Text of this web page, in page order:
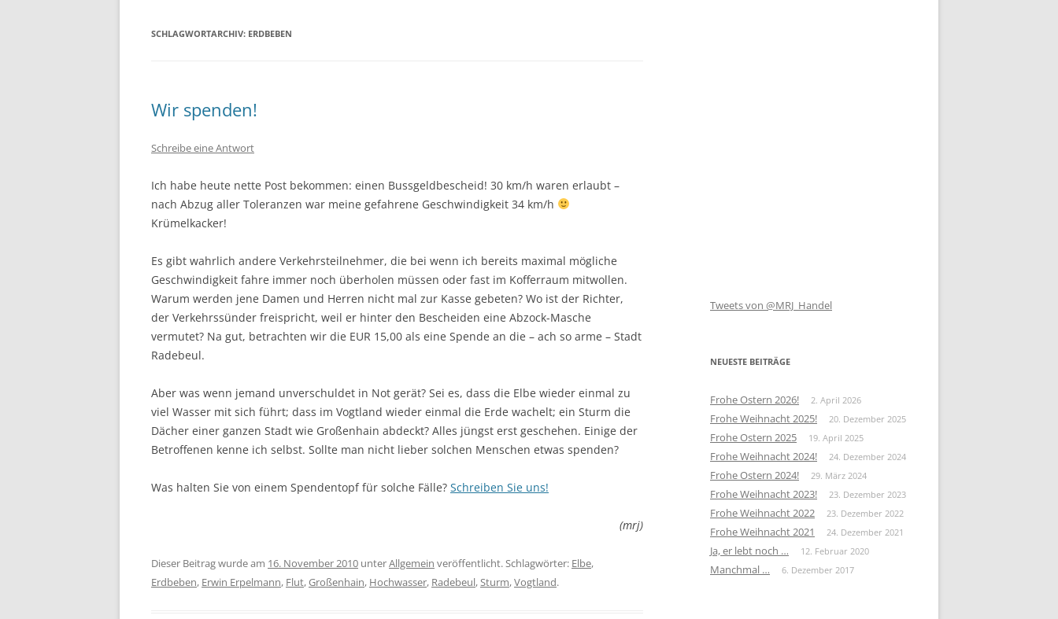
SCHLAGWORTARCHIV: ERDBEBEN
Wir spenden!
Schreibe eine Antwort
Ich habe heute nette Post bekommen: einen Bussgeldbescheid! 30 km/h waren erlaubt –
nach Abzug aller Toleranzen war meine gefahrene Geschwindigkeit 34 km/h
Krümelkacker!
Es gibt wahrlich andere Verkehrsteilnehmer, die bei wenn ich bereits maximal mögliche
Geschwindigkeit fahre immer noch überholen müssen oder fast im Kofferraum mitwollen.
Warum werden jene Damen und Herren nicht mal zur Kasse gebeten? Wo ist der Richter,
der Verkehrssünder freispricht, weil er hinter den Bescheiden eine Abzock-Masche
vermutet? Na gut, betrachten wir die EUR 15,00 als eine Spende an die – ach so arme – Stadt
Radebeul.
Aber was wenn jemand unverschuldet in Not gerät? Sei es, dass die Elbe wieder einmal zu
viel Wasser mit sich führt; dass im Vogtland wieder einmal die Erde wachelt; ein Sturm die
Dächer einer ganzen Stadt wie Großenhain abdeckt? Alles jüngst erst geschehen. Einige der
Betroffenen kenne ich selbst. Sollte man nicht lieber solchen Menschen etwas spenden?
Was halten Sie von einem Spendentopf für solche Fälle? Schreiben Sie uns!
(mrj)
Dieser Beitrag wurde am 16. November 2010 unterAllgemein veröffentlicht. Schlagwörter: Elbe,
Erdbeben, Erwin Erpelmann, Flut,Großenhain, Hochwasser, Radebeul,Sturm,Vogtland.
Tweets von @MRJ_Handel
NEUESTE BEITRÄGE
Frohe Ostern 2026! 2. April 2026
Frohe Weihnacht 2025! 20. Dezember 2025
Frohe Ostern 2025 19. April 2025
Frohe Weihnacht 2024! 24. Dezember 2024
Frohe Ostern 2024! 29. März 2024
Frohe Weihnacht 2023! 23. Dezember 2023
Frohe Weihnacht 2022 23. Dezember 2022
Frohe Weihnacht 2021 24. Dezember 2021
Ja, er lebt noch … 12. Februar 2020
Manchmal … 6. Dezember 2017